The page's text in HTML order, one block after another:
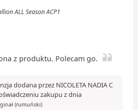
ALL Season ACP1
z produktu. Polecam go.
dodana przez NICOLETA NADIA C
zakupu z dnia
(rumuński)